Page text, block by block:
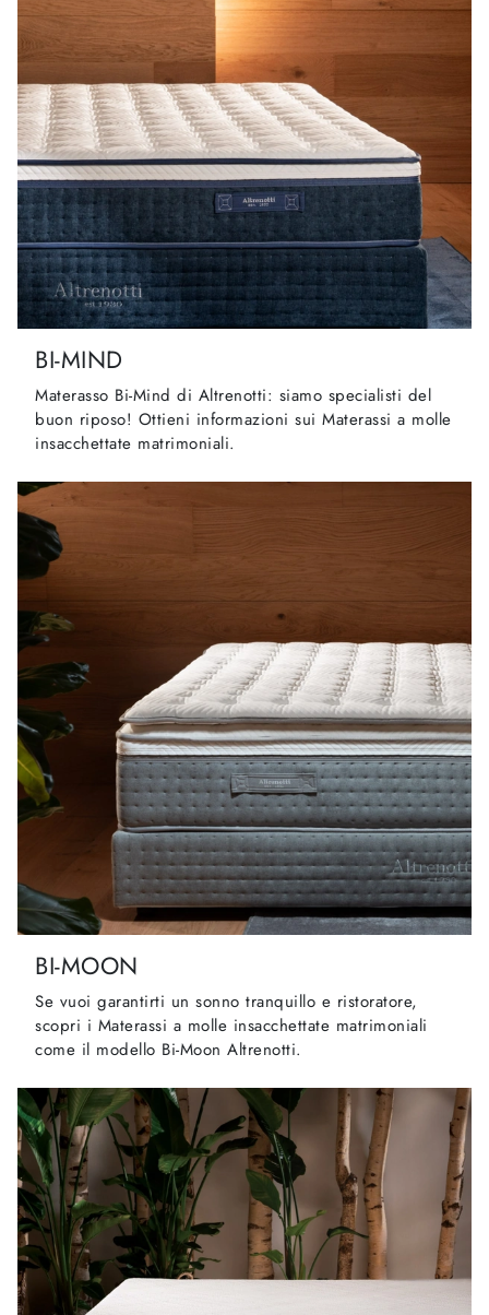
BI-MIND
Materasso Bi-Mind di Altrenotti: siamo specialisti del
buon riposo! Ottieni informazioni sui Materassi a molle
insacchettate matrimoniali.
BI-MOON
Se vuoi garantirti un sonno tranquillo e ristoratore,
scopri i Materassi a molle insacchettate matrimoniali
come il modello Bi-Moon Altrenotti.